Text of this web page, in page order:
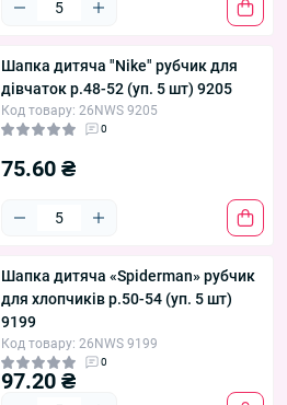
Шапка дитяча "Nike" рубчик для
дівчаток р.48-52 (уп. 5 шт) 9205
Код товару: 26NWS 9205
0
75.60 ₴
Шапка дитяча «Spiderman» рубчик
для хлопчиків р.50-54 (уп. 5 шт)
9199
Код товару: 26NWS 9199
0
97.20 ₴